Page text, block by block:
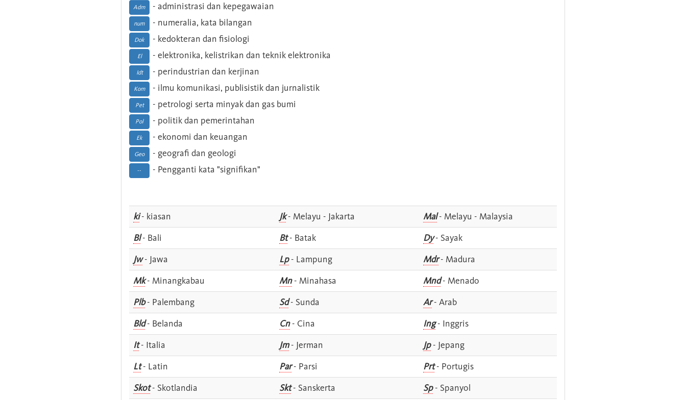
Adm - administrasi dan kepegawaian
num - numeralia, kata bilangan
Dok - kedokteran dan fisiologi
El - elektronika, kelistrikan dan teknik elektronika
Idt - perindustrian dan kerjinan
Kom - ilmu komunikasi, publisistik dan jurnalistik
Pet - petrologi serta minyak dan gas bumi
Pol - politik dan pemerintahan
Ek - ekonomi dan keuangan
Geo - geografi dan geologi
-- - Pengganti kata "signifikan"
ki- kiasan Jk- Melayu - Jakarta Mal- Melayu - Malaysia
Bl- Bali Bt- Batak Dy- Sayak
Jw- Jawa Lp- Lampung Mdr- Madura
Mk- Minangkabau Mn- Minahasa Mnd- Menado
Plb- Palembang Sd- Sunda Ar- Arab
Bld- Belanda Cn- Cina Ing- Inggris
It- Italia Jm- Jerman Jp- Jepang
Lt- Latin Par- Parsi Prt- Portugis
Skot- Skotlandia Skt- Sanskerta Sp- Spanyol